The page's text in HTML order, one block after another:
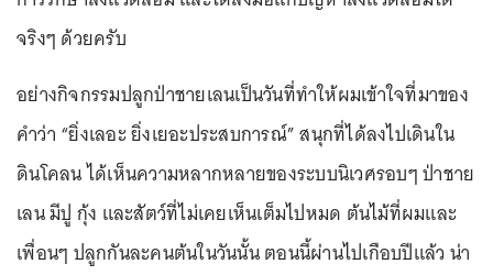
จริงๆ ด้วยครับ
อย่างกิจกรรมปลูกป่าชายเลนเป็นวันที่ทำให้ผมเข้าใจที่มาของ
คำว่า “ยิ่งเลอะ ยิ่งเยอะประสบการณ์” สนุกที่ได้ลงไปเดินใน
ดินโคลน ได้เห็นความหลากหลายของระบบนิเวศรอบๆ ป่าชาย
เลน มีปู กุ้ง และสัตว์ที่ไม่เคยเห็นเต็มไปหมด ต้นไม้ที่ผมและ
เพื่อนๆ ปลูกกันละคนต้นในวันนั้น ตอนนี้ผ่านไปเกือบปีแล้ว น่า